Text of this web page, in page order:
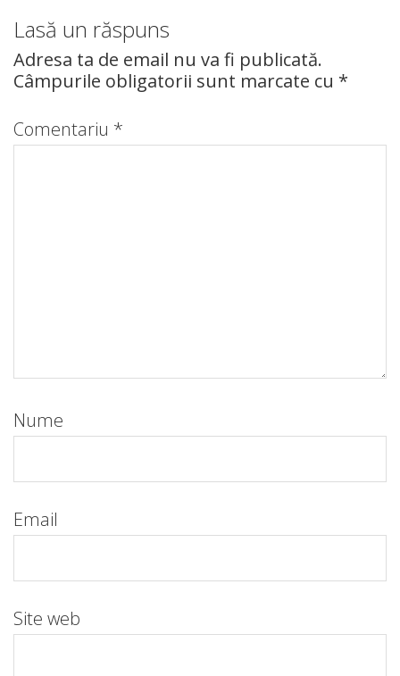
Lasă un răspuns
Adresa ta de email nu va fi publicată.
Câmpurile obligatorii sunt marcate cu *
Comentariu *
Nume
Email
Site web